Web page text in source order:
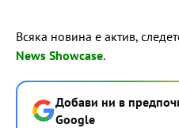
Всяка новина е актив,
News Showcase.
Добави ни в
Google